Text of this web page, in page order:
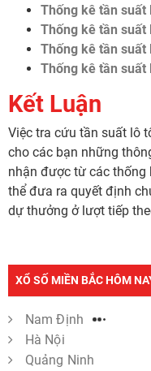
XỔ SỐ MIỀN BẮC HÔM
Nam Định
Hà Nội
Quảng Ninh
Thống kê tần suất
Thống kê tần suất
Thống kê tần suất
Thống kê tần suất
Kết Luận
Việc tra cứu tần suất lô
cho các bạn những
nhận được từ các thống
thể đưa ra quyết định
dự thưởng ở lượt tiếp